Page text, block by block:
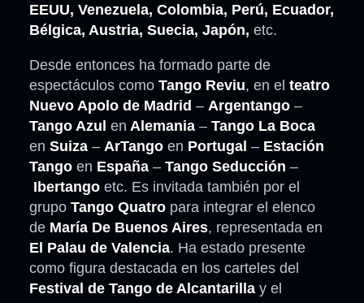
EEUU, Venezuela, Colombia, Perú, Ecuador,
Bélgica, Austria, Suecia, Japón, etc.
Desde entonces ha formado parte de
espectáculos como Tango Reviu, en el teatro
Nuevo Apolo de Madrid – Argentango –
Tango Azul en Alemania – Tango La Boca
en Suiza – ArTango en Portugal – Estación
Tango en España – Tango Seducción –
Ibertango etc. Es invitada también por el
grupo Tango Quatro para integrar el elenco
de María De Buenos Aires, representada en
El Palau de Valencia. Ha estado presente
como figura destacada en los carteles del
Festival de Tango de Alcantarilla y el